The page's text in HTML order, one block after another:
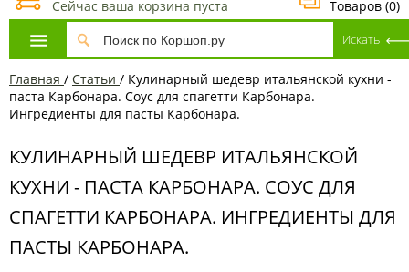
Товаров (0)
Сейчас ваша корзина пуста
Главная / Статьи / Кулинарный шедевр итальянской кухни -
паста Карбонара. Соус для спагетти Карбонара.
Ингредиенты для пасты Карбонара.
КУЛИНАРНЫЙ ШЕДЕВР ИТАЛЬЯНСКОЙ
КУХНИ - ПАСТА КАРБОНАРА. СОУС ДЛЯ
СПАГЕТТИ КАРБОНАРА. ИНГРЕДИЕНТЫ ДЛЯ
ПАСТЫ КАРБОНАРА.